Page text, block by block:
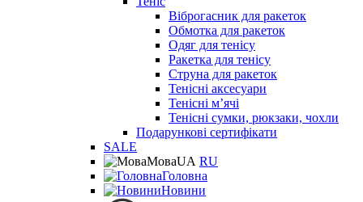
Віброгасник для ракеток
Обмотка для ракеток
Одяг для тенісу
Ракетка для тенісу
Струна для ракеток
Тенісні аксесуари
Тенісні мʼячі
Тенісні сумки, рюкзаки, чохли
Подарункові сертифікати
SALE
МоваUA RU
Головна
Новини